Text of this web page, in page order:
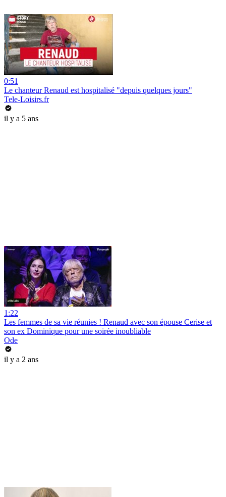
0:51
Le chanteur Renaud est hospitalisé "depuis quelques jours"
Tele-Loisirs.fr
il y a 5 ans
1:22
Les femmes de sa vie réunies ! Renaud avec son épouse Cerise et
son ex Dominique pour une soirée inoubliable
Ode
il y a 2 ans